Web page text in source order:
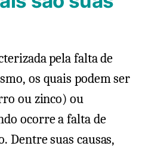
pela falta de
os quais podem ser
ou zinco) ou
ocorre a falta de
Dentre suas causas,